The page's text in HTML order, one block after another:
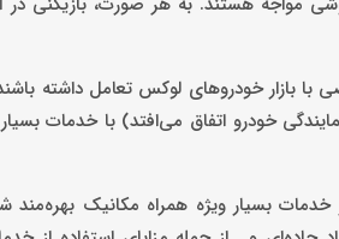
خودروهای لوکس تعامل داشته باشند.
خودرو اتفاق می‌افتد) با خدمات
خدمات بسیار ویژه همراه مکانیک